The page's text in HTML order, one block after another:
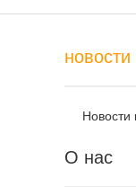
новости
Новости
О нас